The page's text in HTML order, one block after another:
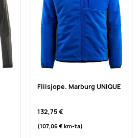
Fliisjope. Marburg UNIQUE
132,75 €
(107,06 € km-ta)